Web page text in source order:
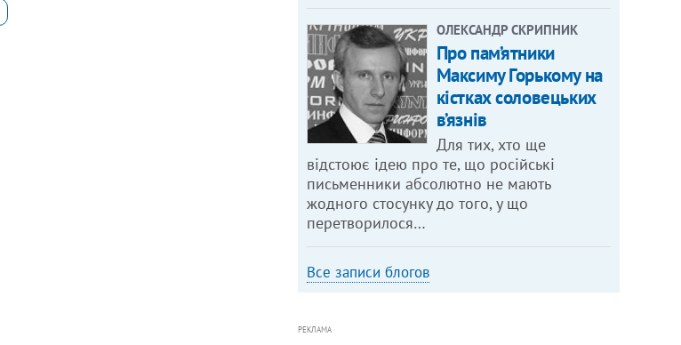
ОЛЕКСАНДР СКРИПНИК
Про пам’ятники
Максиму Горькому на
кістках соловецьких
в’язнів
Для тих, хто ще
відстоює ідею про те, що російські
письменники абсолютно не мають
жодного стосунку до того, у що
перетворилося…
Все записи блогов
РЕКЛАМА